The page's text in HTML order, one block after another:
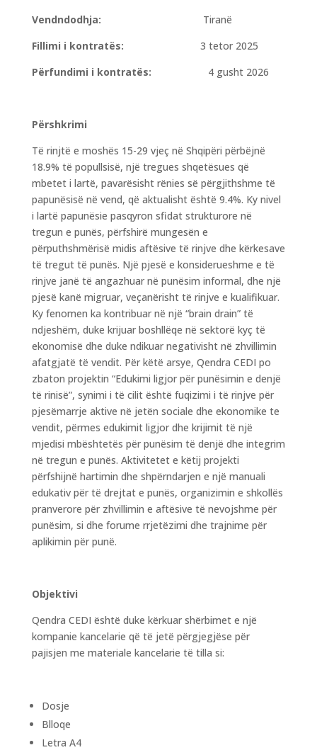
Vendndodhja: Tiranë
Fillimi i kontratës: 3 tetor 2025
Përfundimi i kontratës: 4 gusht 2026
Përshkrimi
Të rinjtë e moshës 15-29 vjeç në Shqipëri përbëjnë
18.9% të popullsisë, një tregues shqetësues që
mbetet i lartë, pavarësisht rënies së përgjithshme të
papunësisë në vend, që aktualisht është 9.4%. Ky nivel
i lartë papunësie pasqyron sfidat strukturore në
tregun e punës, përfshirë mungesën e
përputhshmërisë midis aftësive të rinjve dhe kërkesave
të tregut të punës. Një pjesë e konsiderueshme e të
rinjve janë të angazhuar në punësim informal, dhe një
pjesë kanë migruar, veçanërisht të rinjve e kualifikuar.
Ky fenomen ka kontribuar në një “brain drain” të
ndjeshëm, duke krijuar boshllëqe në sektorë kyç të
ekonomisë dhe duke ndikuar negativisht në zhvillimin
afatgjatë të vendit. Për këtë arsye, Qendra CEDI po
zbaton projektin “Edukimi ligjor për punësimin e denjë
të rinisë”, synimi i të cilit është fuqizimi i të rinjve për
pjesëmarrje aktive në jetën sociale dhe ekonomike te
vendit, përmes edukimit ligjor dhe krijimit të një
mjedisi mbështetës për punësim të denjë dhe integrim
në tregun e punës. Aktivitetet e këtij projekti
përfshijnë hartimin dhe shpërndarjen e një manuali
edukativ për të drejtat e punës, organizimin e shkollës
pranverore për zhvillimin e aftësive të nevojshme për
punësim, si dhe forume rrjetëzimi dhe trajnime për
aplikimin për punë.
Objektivi
Qendra CEDI është duke kërkuar shërbimet e një
kompanie kancelarie që të jetë përgjegjëse për
pajisjen me materiale kancelarie të tilla si:
Dosje
Blloqe
Letra A4